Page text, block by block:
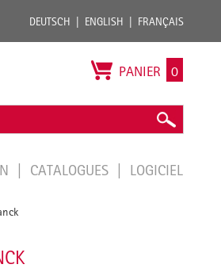
DEUTSCH ENGLISH FRANÇAIS
PANIER 0
CATALOGUES LOGICIEL